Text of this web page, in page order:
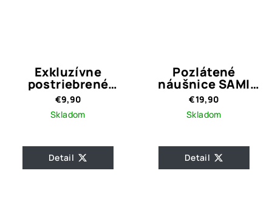
Exkluzívne
postriebrené
náušnice Crystal
Silver
€9,90
Skladom
Detail
Pozlátené
náušnice SAMI
BLACK
€19,90
Skladom
Detail